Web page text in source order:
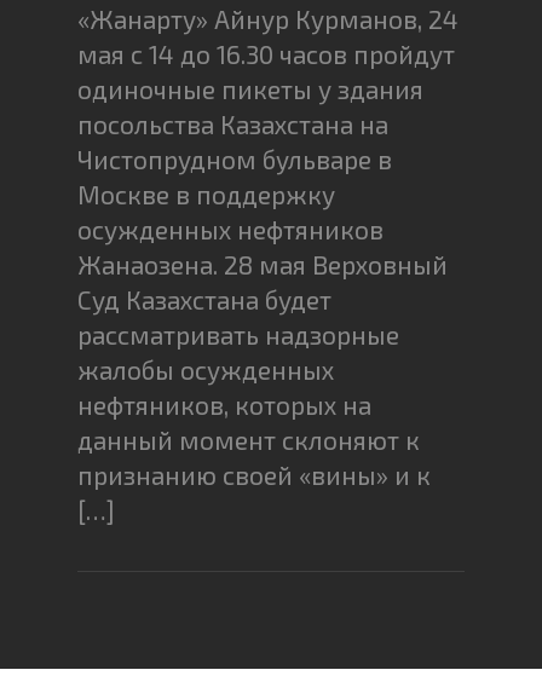
«Жанарту» Айнур Курманов, 24
мая с 14 до 16.30 часов пройдут
одиночные пикеты у здания
посольства Казахстана на
Чистопрудном бульваре в
Москве в поддержку
осужденных нефтяников
Жанаозена. 28 мая Верховный
Суд Казахстана будет
рассматривать надзорные
жалобы осужденных
нефтяников, которых на
данный момент склоняют к
признанию своей «вины» и к
[…]